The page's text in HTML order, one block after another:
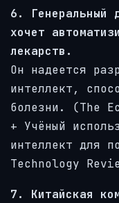
6. Генеральный
хочет
лекарств.
Он надеется
интеллект,
болезни. (The
+ Учёный
интеллект для
Technology
7. Китайская